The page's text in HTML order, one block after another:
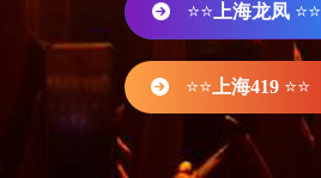
⭐⭐ 上海龙凤 ⭐⭐
⭐⭐ 上海419 ⭐⭐